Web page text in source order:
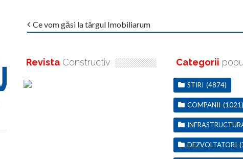
Ce vom găsi la târgul Imobiliarum
Revista Constructiv Categorii
STIRI (4874)
COMPANII (1021)
DEZVOLTATORI